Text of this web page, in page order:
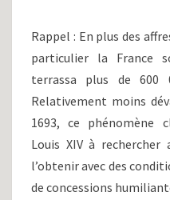
Rappel : En plus des
particulier la France
terrassa plus de 600
Relativement moins
1693, ce phénomène
Louis XIV à
l’obtenir avec des
de concessions